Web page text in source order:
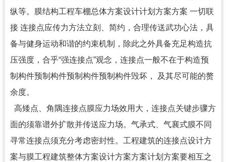
纵等。膜结构工程车棚总体方案设计计划方案方案 一切联
接 连接点应传力方法立刻、简约，合理传送武功心法，具
备与健身运动和谐的约束机制，除此之外具备充足构造抗
压强度，合乎“强连接点”观念，连接点一般不在于构造预
制构件预制构件预制构件预制构件毁坏， 及其尽可能的赘
余度。
高矮点、角隅连接点膜应力场效用大，连接点关键步骤方
面的须靠谱外扩散并传送应力场。气承式、气襄式膜不同
寻常连接点须充分考虑密封性。工程建筑的连接点设计方
案与膜工程建筑整体方案设计方案方案计划方案要相互之